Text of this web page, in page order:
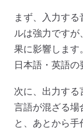
まず、入力す
ルは強力です
果に影響します
日本語・英語の
次に、出力す
言語が混ざる場
と、あとから手